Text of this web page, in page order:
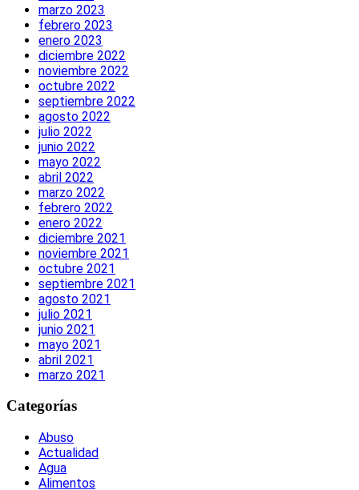
marzo 2023
febrero 2023
enero 2023
diciembre 2022
noviembre 2022
octubre 2022
septiembre 2022
agosto 2022
julio 2022
junio 2022
mayo 2022
abril 2022
marzo 2022
febrero 2022
enero 2022
diciembre 2021
noviembre 2021
octubre 2021
septiembre 2021
agosto 2021
julio 2021
junio 2021
mayo 2021
abril 2021
marzo 2021
Categorías
Abuso
Actualidad
Agua
Alimentos